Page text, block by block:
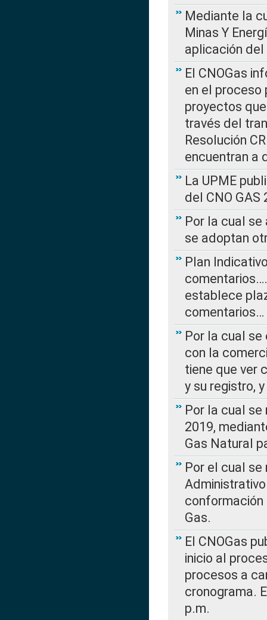
Mediante la
Minas Y
aplicación
El CNOGas
en el proceso
proyectos
través del
Resolución
encuentran a
La UPME
del CNO
Por la cual
se adoptan
Plan
establece
comentarios…
Por la cual
con la
tiene que ver
y su registro,
Por la cual
2019,
Gas Natural
Por el cual
conformación
Gas.
El CNOGas
inicio al
procesos a
cronograma.
p.m.